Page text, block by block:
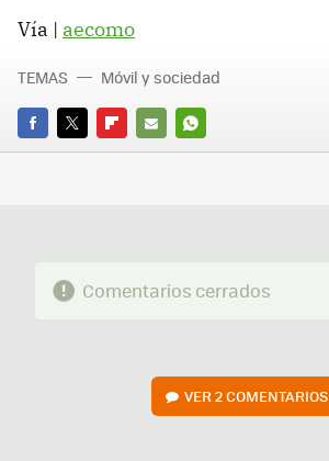
Vía | aecomo
FACEBOOK
TWITTERFLIPBOARD
E-
WHATSAPP
TEMAS Móvil y sociedad
Comentarios cerrados
VER2 COMENTARIOS